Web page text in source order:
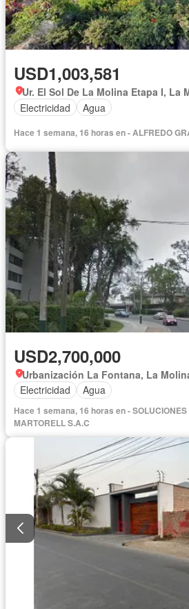
USD1,003,581
Ur. El Sol De La Molina Etapa I, La
Electricidad
Agua
Hace 1 semana, 16 horas en - ALFREDO
USD2,700,000
Urbanización La Fontana, La
Electricidad
Agua
Hace 1 semana, 16 horas en -
MARTORELL S.A.C